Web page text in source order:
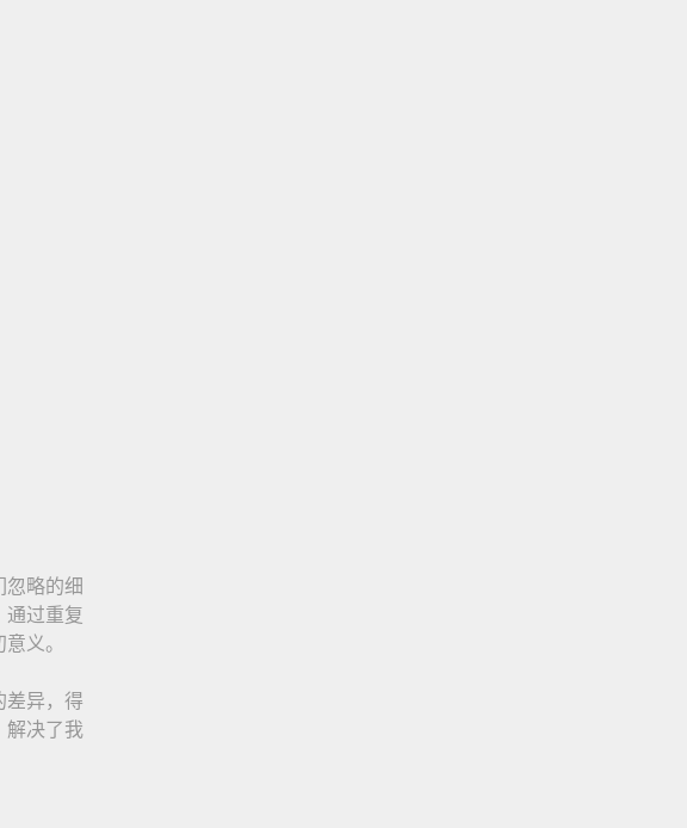
略的细
通过重复
义。
差异，得
解决了我